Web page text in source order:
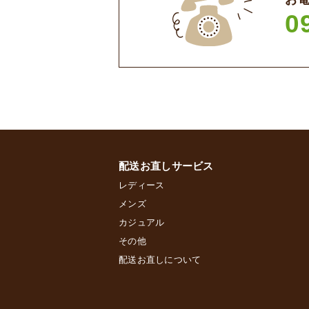
配送お直しサービス
レディース
メンズ
カジュアル
その他
配送お直しについて